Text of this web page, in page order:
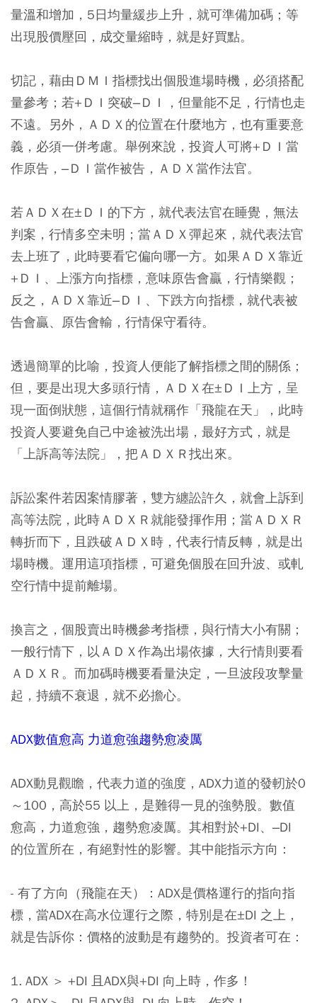
量溫和增加，5日均量緩步上升，就可準備加碼；等
出現股價壓回，成交量縮時，就是好買點。
切記，藉由ＤＭＩ指標找出個股進場時機，必須搭配
量參考；若+ＤＩ突破–ＤＩ，但量能不足，行情也走
不遠。另外，ＡＤＸ的位置在什麼地方，也有重要意
義，必須一併考慮。舉例來說，投資人可將+ＤＩ當
作原告，–ＤＩ當作被告，ＡＤＸ當作法官。
若ＡＤＸ在±ＤＩ的下方，就代表法官在睡覺，無法
判案，行情多空未明；當ＡＤＸ彈起來，就代表法官
去上班了，此時要看它偏向哪一方。如果ＡＤＸ靠近
+ＤＩ、上漲方向指標，意味原告會贏，行情樂觀；
反之，ＡＤＸ靠近–ＤＩ、下跌方向指標，就代表被
告會贏、原告會輸，行情保守看待。
透過簡單的比喻，投資人便能了解指標之間的關係；
但，要是出現大多頭行情，ＡＤＸ在±ＤＩ上方，呈
現一面倒狀態，這個行情就稱作「飛龍在天」，此時
投資人要避免自己中途被洗出場，最好方式，就是
「上訴高等法院」，把ＡＤＸＲ找出來。
訴訟案件若因案情膠著，雙方纏訟許久，就會上訴到
高等法院，此時ＡＤＸＲ就能發揮作用；當ＡＤＸＲ
轉折而下，且跌破ＡＤＸ時，代表行情反轉，就是出
場時機。運用這項指標，可避免個股在回升波、或軋
空行情中提前離場。
換言之，個股賣出時機參考指標，與行情大小有關；
一般行情下，以ＡＤＸ作為出場依據，大行情則要看
ＡＤＸＲ。而加碼時機要看量決定，一旦波段攻擊量
起，持續不衰退，就不必擔心。
ADX數值愈高 力道愈強趨勢愈凌厲
ADX動見觀瞻，代表力道的強度，ADX力道的發軔於0
～100，高於55 以上，是難得一見的強勢股。數值
愈高，力道愈強，趨勢愈凌厲。其相對於+DI、–DI
的位置所在，有絕對性的影響。其中能指示方向：
- 有了方向（飛龍在天）：ADX是價格運行的指向指
標，當ADX在高水位運行之際，特別是在±DI 之上，
就是告訴你：價格的波動是有趨勢的。投資者可在：
1. ADX ＞ +DI 且ADX與+DI 向上時，作多！